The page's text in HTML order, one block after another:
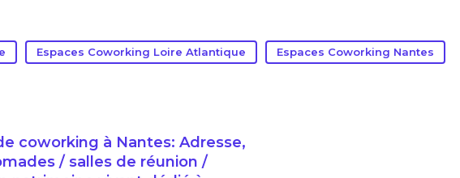
Espaces Coworking Loire Atlantique Espaces Coworking Nantes
coworking à Nantes: Adresse,
/ salles de réunion /